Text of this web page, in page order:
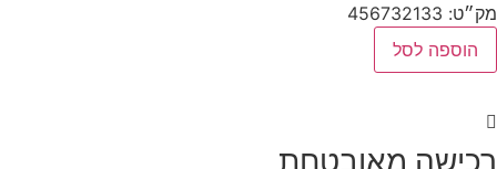
מק״ט: 456732133
כמות
של
רמקול
GO
-
הוספה לסל
רכישה מאובטחת